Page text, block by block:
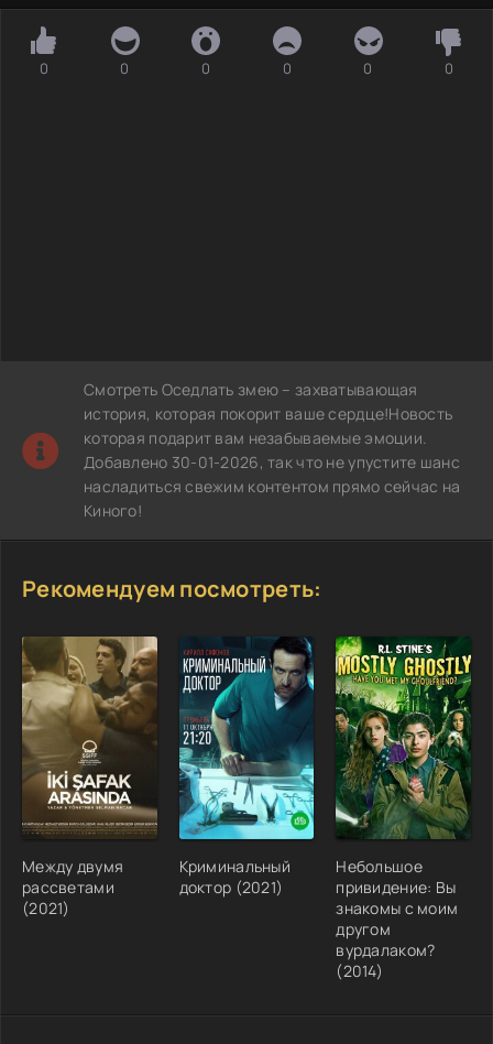
0 0 0 0 0 0
Смотреть Оседлать змею – захватывающая
история, которая покорит ваше сердце!Новость
которая подарит вам незабываемые эмоции.
Добавлено 30-01-2026, так что не упустите шанс
насладиться свежим контентом прямо сейчас на
Киного!
Рекомендуем посмотреть:
Между двумя
рассветами
(2021)
Криминальный
доктор (2021)
Небольшое
привидение: Вы
знакомы с моим
другом
вурдалаком?
(2014)